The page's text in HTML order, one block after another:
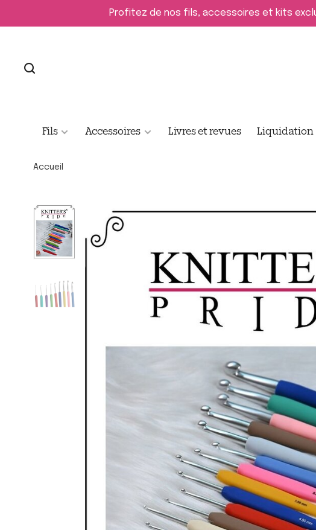
Profitez de nos fils, accessoires et kits
Fils Accessoires Livres et revues Liquidation
Accueil